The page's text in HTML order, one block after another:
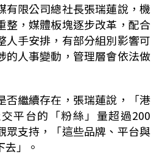
有限公司總社長張瑞蓮說，機
整，媒體板塊逐步改革，配合
人手安排，有部分組別影響可
的人事變動，管理層會依法做
否繼續存在，張瑞蓮說，「港
平台的「粉絲」量超過200
眾支持，「這些品牌、平台與
」。